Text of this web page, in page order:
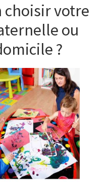
choisir votre
ou
?